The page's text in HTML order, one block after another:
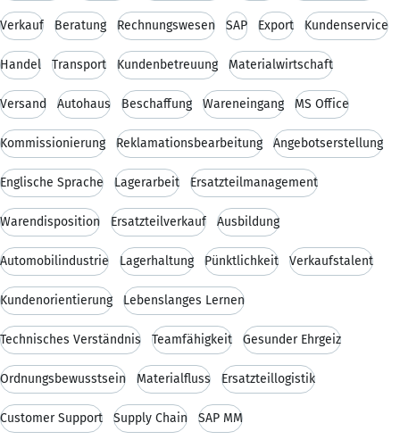
Verkauf Beratung Rechnungswesen SAP Export Kundenservice
Handel Transport Kundenbetreuung Materialwirtschaft
Versand Autohaus Beschaffung Wareneingang MS Office
Kommissionierung Reklamationsbearbeitung Angebotserstellung
Englische Sprache Lagerarbeit Ersatzteilmanagement
Warendisposition Ersatzteilverkauf Ausbildung
Automobilindustrie Lagerhaltung Pünktlichkeit Verkaufstalent
Kundenorientierung Lebenslanges Lernen
Technisches Verständnis Teamfähigkeit Gesunder Ehrgeiz
Ordnungsbewusstsein Materialfluss Ersatzteillogistik
Customer Support Supply Chain SAP MM